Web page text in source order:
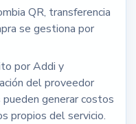
QR, transferencia
se gestiona por
por Addi y
del proveedor
generar costos
propios del servicio.